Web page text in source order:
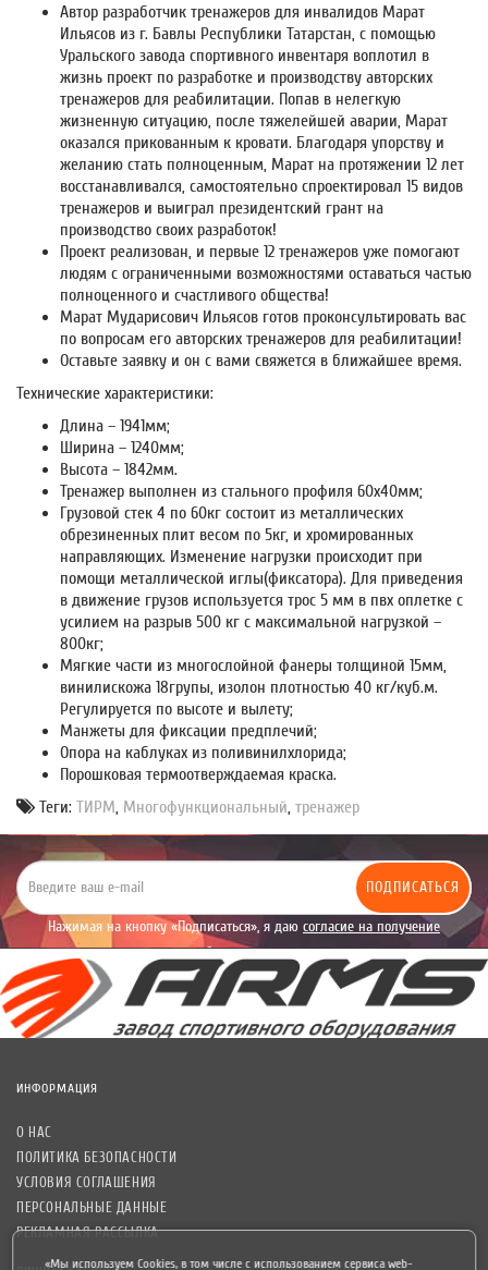
Автор разработчик тренажеров для инвалидов Марат
Ильясов из г. Бавлы Республики Татарстан, с помощью
Уральского завода спортивного инвентаря воплотил в
жизнь проект по разработке и производству авторских
тренажеров для реабилитации. Попав в нелегкую
жизненную ситуацию, после тяжелейшей аварии, Марат
оказался прикованным к кровати. Благодаря упорству и
желанию стать полноценным, Марат на протяжении 12 лет
восстанавливался, самостоятельно спроектировал 15 видов
тренажеров и выиграл президентский грант на
производство своих разработок!
Проект реализован, и первые 12 тренажеров уже помогают
людям с ограниченными возможностями оставаться частью
полноценного и счастливого общества!
Марат Мударисович Ильясов готов проконсультировать вас
по вопросам его авторских тренажеров для реабилитации!
Оставьте заявку и он с вами свяжется в ближайшее время.
Технические характеристики:
Длина – 1941мм;
Ширина – 1240мм;
Высота – 1842мм.
Тренажер выполнен из стального профиля 60х40мм;
Грузовой стек 4 по 60кг состоит из металлических
обрезиненных плит весом по 5кг, и хромированных
направляющих. Изменение нагрузки происходит при
помощи металлической иглы(фиксатора). Для приведения
в движение грузов используется трос 5 мм в пвх оплетке с
усилием на разрыв 500 кг с максимальной нагрузкой –
800кг;
Мягкие части из многослойной фанеры толщиной 15мм,
винилискожа 18групы, изолон плотностью 40 кг/куб.м.
Регулируется по высоте и вылету;
Манжеты для фиксации предплечий;
Опора на каблуках из поливинилхлорида;
Порошковая термоотверждаемая краска.
Теги: ТИРМ, Многофункциональный, тренажер
ПОДПИСАТЬСЯ
Нажимая на кнопку «Подписаться», я даю согласие на получение
уведомлений рекламного характера.
ИНФОРМАЦИЯ
О НАС
ПОЛИТИКА БЕЗОПАСНОСТИ
УСЛОВИЯ СОГЛАШЕНИЯ
ПЕРСОНАЛЬНЫЕ ДАННЫЕ
РЕКЛАМНАЯ РАССЫЛКА
«Мы используем Cookies, в том числе с использованием сервиса web-